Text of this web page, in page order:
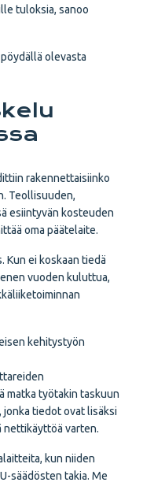
tuloksia, sanoo
olevasta
rakennettaisiinko
Teollisuuden,
esiintyvän kosteuden
oma päätelaite.
Kun ei koskaan tiedä
vuoden kuluttua,
kehitystyön
matka työtakin taskuun
jonka tiedot ovat lisäksi
nettikäyttöä varten.
kun niiden
säädösten takia. Me